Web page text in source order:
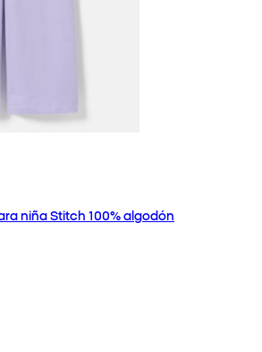
niña Stitch 100% algodón